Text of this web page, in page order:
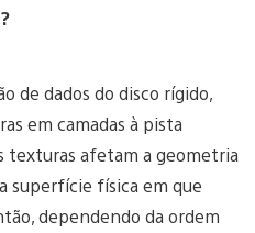
de dados do disco rígido,
em camadas à pista
texturas afetam a geometria
superfície física em que
dependendo da ordem